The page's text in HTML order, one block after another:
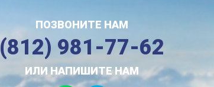
ПОЗВОНИТЕ НАМ
(812) 981-77-62
ИЛИ НАПИШИТЕ НАМ